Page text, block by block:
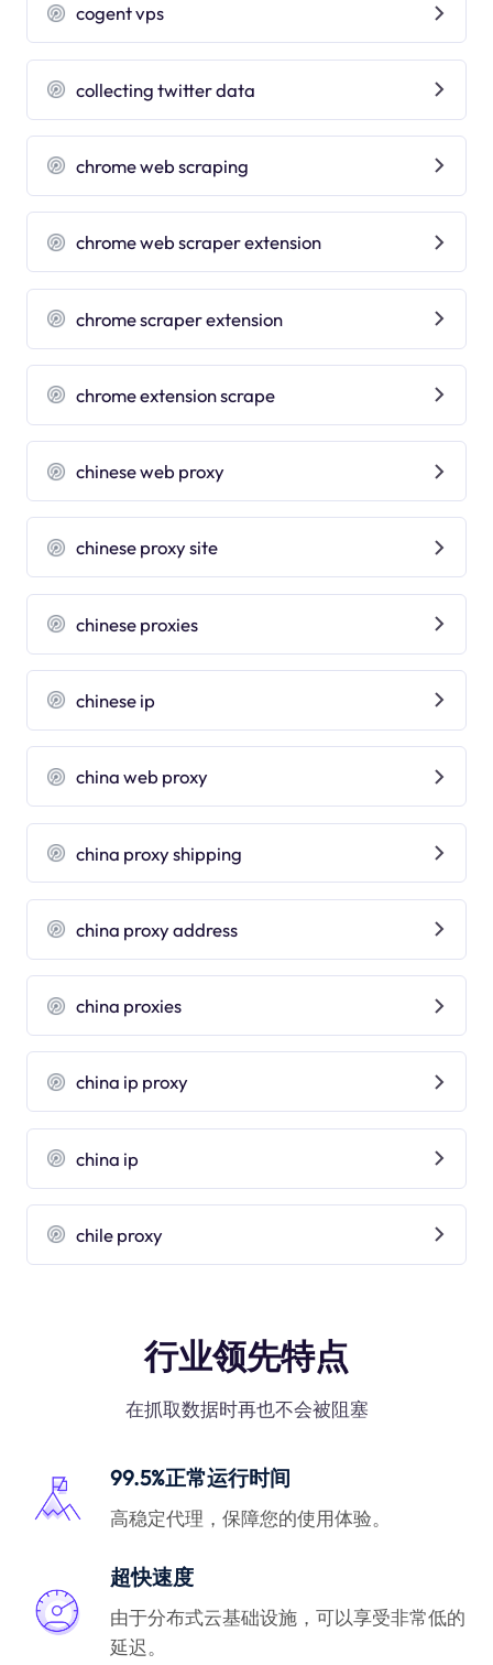
cogent vps
collecting twitter data
chrome web scraping
chrome web scraper extension
chrome scraper extension
chrome extension scrape
chinese web proxy
chinese proxy site
chinese proxies
chinese ip
china web proxy
china proxy shipping
china proxy address
china proxies
china ip proxy
china ip
chile proxy
行业领先特点
在抓取数据时再也不会被阻塞
99.5%正常运行时间
高稳定代理，保障您的使用体验。
超快速度
由于分布式云基础设施，可以享受非常低的
延迟。